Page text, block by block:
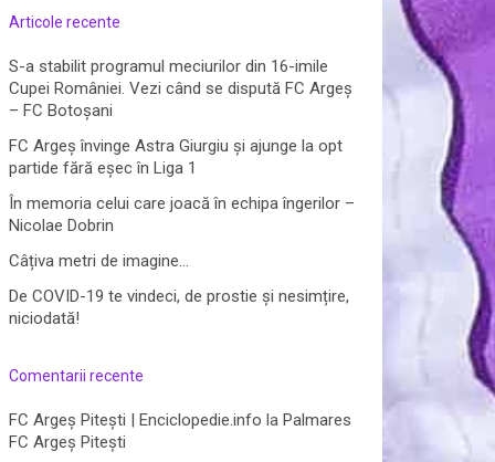
Articole recente
S-a stabilit programul meciurilor din 16-imile
Cupei României. Vezi când se dispută FC Argeș
– FC Botoșani
FC Argeș învinge Astra Giurgiu și ajunge la opt
partide fără eșec în Liga 1
În memoria celui care joacă în echipa îngerilor –
Nicolae Dobrin
Câțiva metri de imagine…
De COVID-19 te vindeci, de prostie și nesimțire,
niciodată!
Comentarii recente
FC Argeș Pitești | Enciclopedie.info laPalmares
FC Argeș Pitești